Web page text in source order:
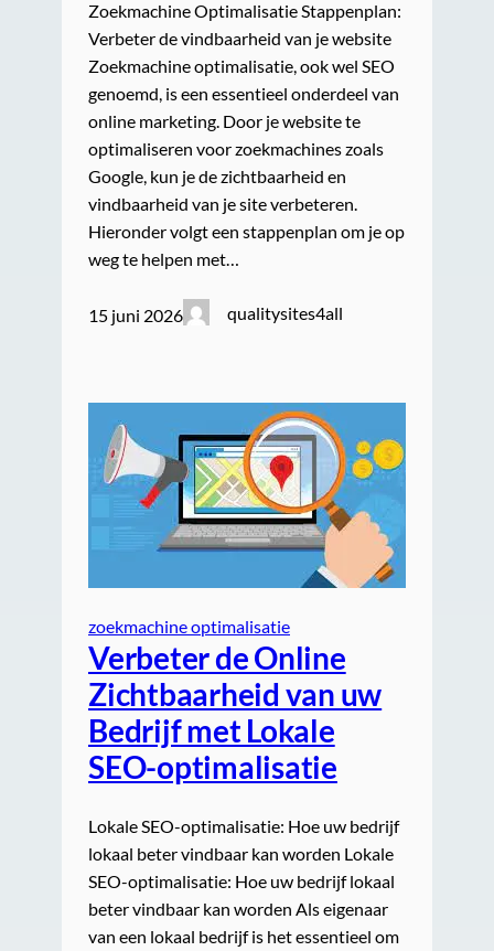
Zoekmachine Optimalisatie Stappenplan:
Verbeter de vindbaarheid van je website
Zoekmachine optimalisatie, ook wel SEO
genoemd, is een essentieel onderdeel van
online marketing. Door je website te
optimaliseren voor zoekmachines zoals
Google, kun je de zichtbaarheid en
vindbaarheid van je site verbeteren.
Hieronder volgt een stappenplan om je op
weg te helpen met…
15 juni 2026 qualitysites4all
zoekmachine optimalisatie
Verbeter de Online
Zichtbaarheid van uw
Bedrijf met Lokale
SEO-optimalisatie
Lokale SEO-optimalisatie: Hoe uw bedrijf
lokaal beter vindbaar kan worden Lokale
SEO-optimalisatie: Hoe uw bedrijf lokaal
beter vindbaar kan worden Als eigenaar
van een lokaal bedrijf is het essentieel om